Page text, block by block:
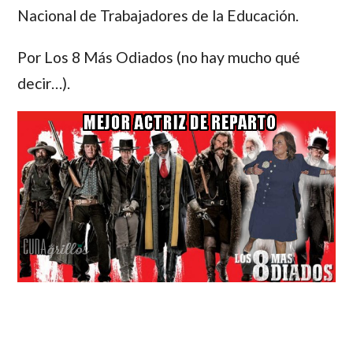
Nacional de Trabajadores de la Educación.
Por Los 8 Más Odiados (no hay mucho qué
decir…).